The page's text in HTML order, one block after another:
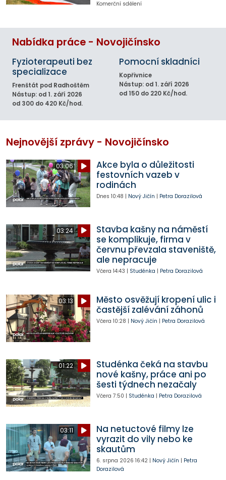
Komerční sdělení
Nabídka práce - Novojičínsko
Fyzioterapeuti bez
specializace
Frenštát pod Radhoštěm
Nástup: od 1. září 2026
od 300 do 420 Kč/hod.
Pomocní skladníci
Kopřivnice
Nástup: od 1. září 2026
od 150 do 220 Kč/hod.
Nejnovější zprávy - Novojičínsko
03:06
Akce byla o důležitosti
festovních vazeb v
rodinách
Dnes 10:48 | Nový Jičín | Petra Dorazilová
03:24
Stavba kašny na náměstí
se komplikuje, firma v
červnu převzala staveniště,
ale nepracuje
Včera 14:43 | Studénka | Petra Dorazilová
03:13
Město osvěžují kropení ulic i
častější zalévání záhonů
Včera 10:28 | Nový Jičín | Petra Dorazilová
01:22
Studénka čeká na stavbu
nové kašny, práce ani po
šesti týdnech nezačaly
Včera 7:50 | Studénka | Petra Dorazilová
03:11
Na netuctové filmy lze
vyrazit do vily nebo ke
skautům
6. srpna 2026 16:42| Nový Jičín | Petra
Dorazilová